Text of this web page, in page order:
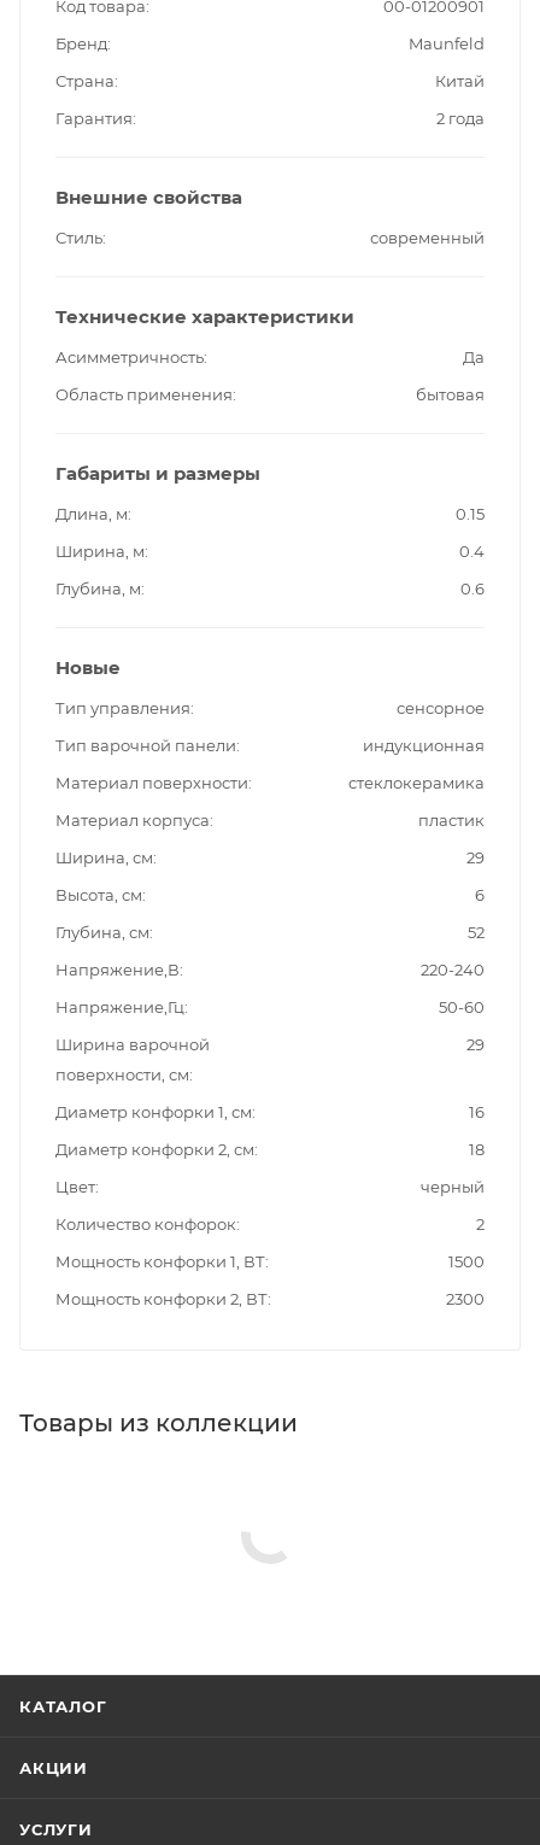
Код товара
00-01200901
Бренд
Maunfeld
Страна
Китай
Гарантия
2 года
Внешние свойства
Стиль современный
Технические характеристики
Асимметричность
Да
Область применения
бытовая
Габариты и размеры
Длина, м
0.15
Ширина, м
0.4
Глубина, м
0.6
Новые
Тип управления
сенсорное
Тип варочной панели
индукционная
Материал поверхности
стеклокерамика
Материал корпуса
пластик
Ширина, см
29
Высота, см
6
Глубина, см
52
Напряжение,В
220-240
Напряжение,Гц
50-60
Ширина варочной
поверхности, см
29
Диаметр конфорки 1, см
16
Диаметр конфорки 2, см
18
Цвет
черный
Количество конфорок
2
Мощность конфорки 1, ВТ
1500
Мощность конфорки 2, ВТ
2300
Товары из коллекции
КАТАЛОГ
АКЦИИ
УСЛУГИ